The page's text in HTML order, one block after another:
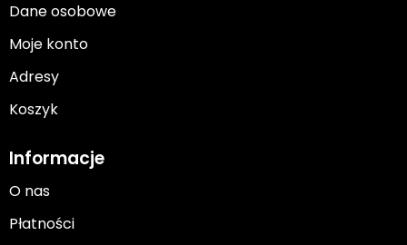
Dane osobowe
Moje konto
Adresy
Koszyk
Informacje
O nas
Płatności